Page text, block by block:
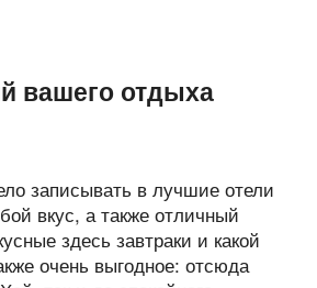
вашего отдыха
записывать в лучшие отели
вкус, а также отличный
здесь завтраки и какой
очень выгодное: отсюда